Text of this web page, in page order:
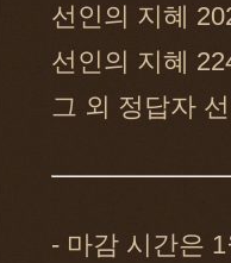
선인의 지혜
선인의 지혜
그 외 정답자
- 마감 시간은